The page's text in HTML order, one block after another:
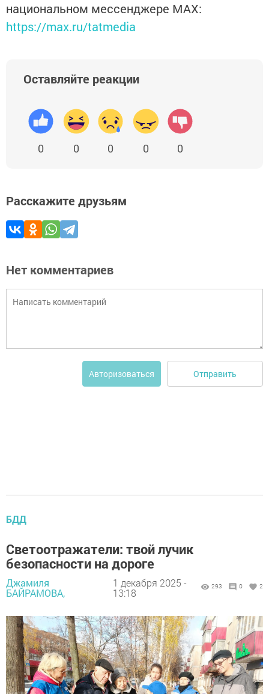
национальном мессенджере MАХ:
https://max.ru/tatmedia
Оставляйте реакции
0 0 0 0 0
Расскажите друзьям
Нет комментариев
Авторизоваться Отправить
БДД
Светоотражатели: твой лучик
безопасности на дороге
Джамиля
БАЙРАМОВА,
1 декабря 2025 -
13:18
293 0 2